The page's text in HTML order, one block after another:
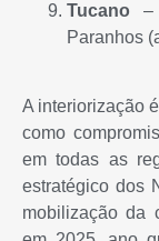
Tucano –
Paranhos
A interiorização
como
em todas as
estratégico dos
mobilização da